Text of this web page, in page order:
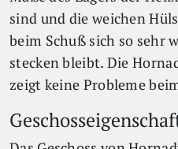
sind und die weichen
beim Schuß sich so sehr
stecken bleibt. Die
zeigt keine Probleme